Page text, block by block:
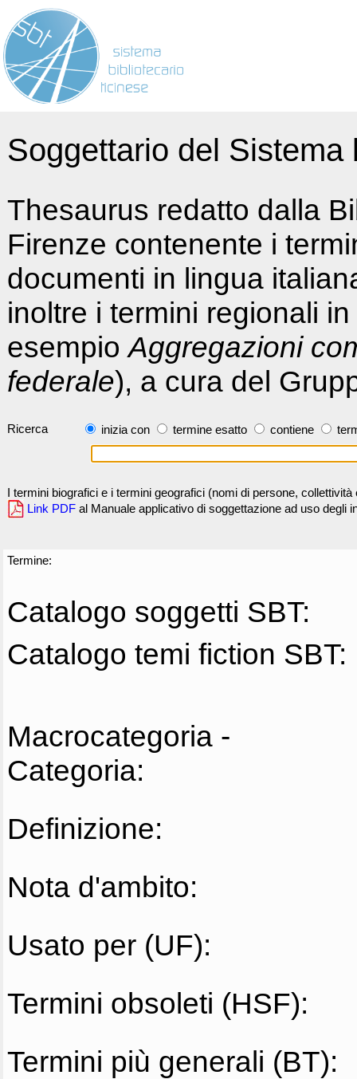
Soggettario del
Thesaurus redatto dalla
Firenze contenente i
documenti in lingua
inoltre i termini regionali
esempioAggregazioni
federale), a cura del
Ricerca inizia con termine esatto contiene
I termini biografici e i termini geografici (nomi di persone,
Link PDF al Manuale applicativo di soggettazione ad uso degli
Termine:
Catalogo soggetti SBT:
Catalogo temi fiction SBT:
Macrocategoria -
Categoria:
Definizione:
Nota d'ambito:
Usato per (UF):
Termini obsoleti (HSF):
Termini più generali (BT):